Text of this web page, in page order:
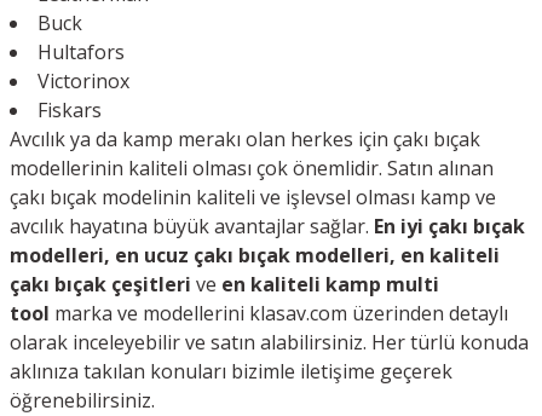
Buck
Hultafors
Victorinox
Fiskars
Avcılık ya da kamp merakı olan herkes için çakı bıçak
modellerinin kaliteli olması çok önemlidir. Satın alınan
çakı bıçak modelinin kaliteli ve işlevsel olması kamp ve
avcılık hayatına büyük avantajlar sağlar. En iyi çakı bıçak
modelleri, en ucuz çakı bıçak modelleri, en kaliteli
çakı bıçak çeşitleri ve en kaliteli kamp multi
tool marka ve modellerini klasav.com üzerinden detaylı
olarak inceleyebilir ve satın alabilirsiniz. Her türlü konuda
aklınıza takılan konuları bizimle iletişime geçerek
öğrenebilirsiniz.